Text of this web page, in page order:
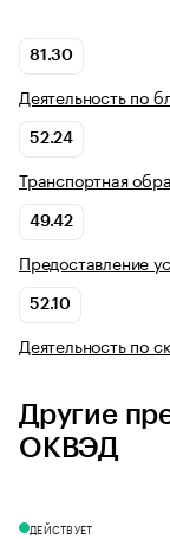
81.30
Деятельность по
52.24
Транспортная
49.42
Предоставление
52.10
Деятельность по
Другие
ОКВЭД
ДЕЙСТВУЕТ